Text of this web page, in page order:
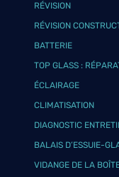
RÉVISION
RÉVISION
BATTERIE
TOP GLASS :
ÉCLAIRAGE
CLIMATISATION
DIAGNOSTIC
BALAIS D’ESSUIE-
VIDANGE DE LA